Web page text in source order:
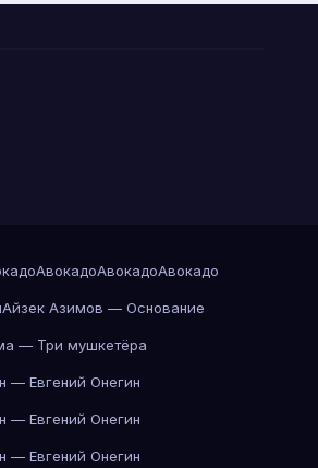
АвокадоАвокадоАвокадо
Айзек Азимов — Основание
— Три мушкетёра
— Евгений Онегин
— Евгений Онегин
— Евгений Онегин